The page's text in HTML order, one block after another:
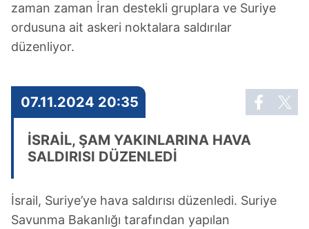
zaman zaman İran destekli gruplara ve Suriye
ordusuna ait askeri noktalara saldırılar
düzenliyor.
07.11.2024 20:35
İSRAİL, ŞAM YAKINLARINA HAVA
SALDIRISI DÜZENLEDİ
İsrail, Suriye’ye hava saldırısı düzenledi. Suriye
Savunma Bakanlığı tarafından yapılan